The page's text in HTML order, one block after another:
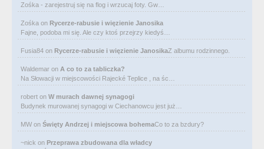
Zośka - zarejestruj się na flog i wrzucaj foty. Gw…
Zośka on Rycerze-rabusie i więzienie Janosika
Fajne, podoba mi się. Ale czy ktoś przejrzy kiedyś…
Fusia84 on Rycerze-rabusie i więzienie JanosikaZ albumu rodzinnego.
Waldemar on A co to za tabliczka?
Na Słowacji w miejscowości Rajecké Teplice , na śc…
robert on W murach dawnej synagogi
Budynek murowanej synagogi w Ciechanowcu jest już…
MW on Święty Andrzej i miejscowa bohemaCo to za bzdury?
~nick on Przeprawa zbudowana dla władcy